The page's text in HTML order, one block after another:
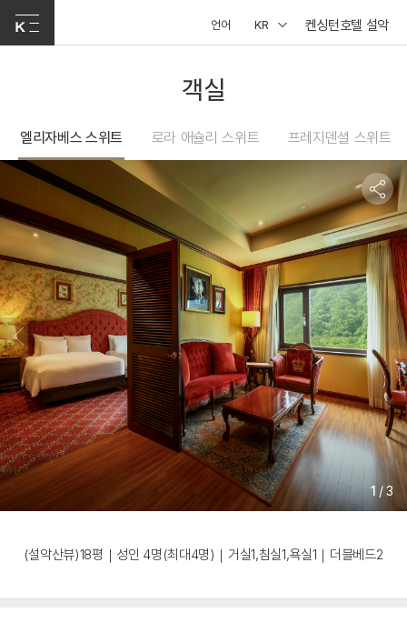
언어 KR 켄싱턴호텔 설악
객실
엘리자베스 스위트 로라 애슐리 스위트 프레지덴셜 스위트
1 /3
(설악산뷰)18평｜성인 4명(최대4명)｜거실1,침실1,욕실1｜더블베드2